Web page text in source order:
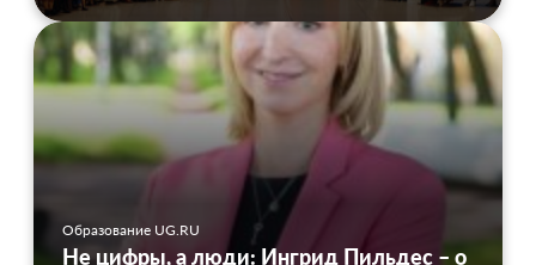
Образование UG.RU
Не цифры, а люди: Ингрид Пильдес – о